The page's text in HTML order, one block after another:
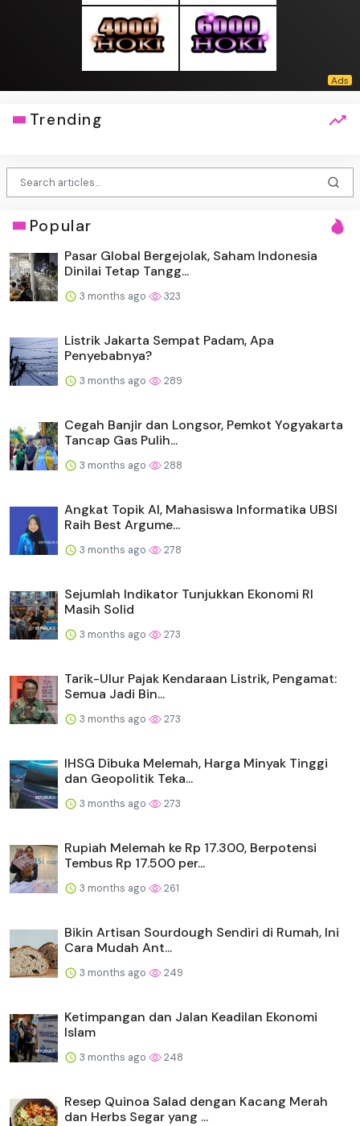
Trending
Popular
Pasar Global Bergejolak, Saham Indonesia
Dinilai Tetap Tangg...
3 months ago 323
Listrik Jakarta Sempat Padam, Apa
Penyebabnya?
3 months ago 289
Cegah Banjir dan Longsor, Pemkot Yogyakarta
Tancap Gas Pulih...
3 months ago 288
Angkat Topik AI, Mahasiswa Informatika UBSI
Raih Best Argume...
3 months ago 278
Sejumlah Indikator Tunjukkan Ekonomi RI
Masih Solid
3 months ago 273
Tarik-Ulur Pajak Kendaraan Listrik, Pengamat:
Semua Jadi Bin...
3 months ago 273
IHSG Dibuka Melemah, Harga Minyak Tinggi
dan Geopolitik Teka...
3 months ago 273
Rupiah Melemah ke Rp 17.300, Berpotensi
Tembus Rp 17.500 per...
3 months ago 261
Bikin Artisan Sourdough Sendiri di Rumah, Ini
Cara Mudah Ant...
3 months ago 249
Ketimpangan dan Jalan Keadilan Ekonomi
Islam
3 months ago 248
Resep Quinoa Salad dengan Kacang Merah
dan Herbs Segar yang ...